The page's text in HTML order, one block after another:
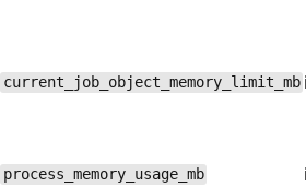
current_job_object_memory_limit_mb
process_memory_usage_mb